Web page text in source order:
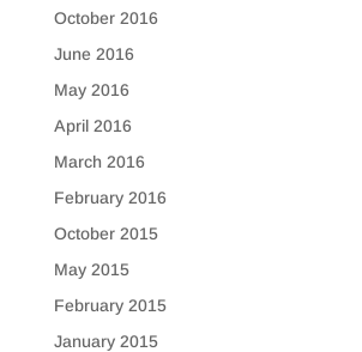
October 2016
June 2016
May 2016
April 2016
March 2016
February 2016
October 2015
May 2015
February 2015
January 2015